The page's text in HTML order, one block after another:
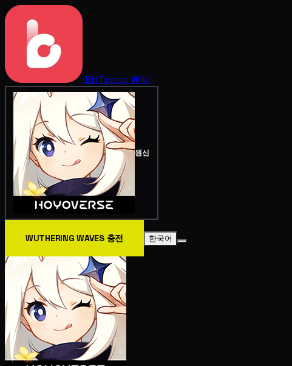
BitTopup Wiki
원신
WUTHERING WAVES 충전 한국어